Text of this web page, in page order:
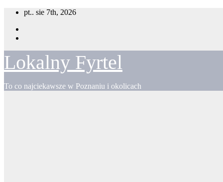
Skip
content
pt.. sie 7th, 2026
Lokalny Fyrtel
To co najciekawsze w Poznaniu i okolicach